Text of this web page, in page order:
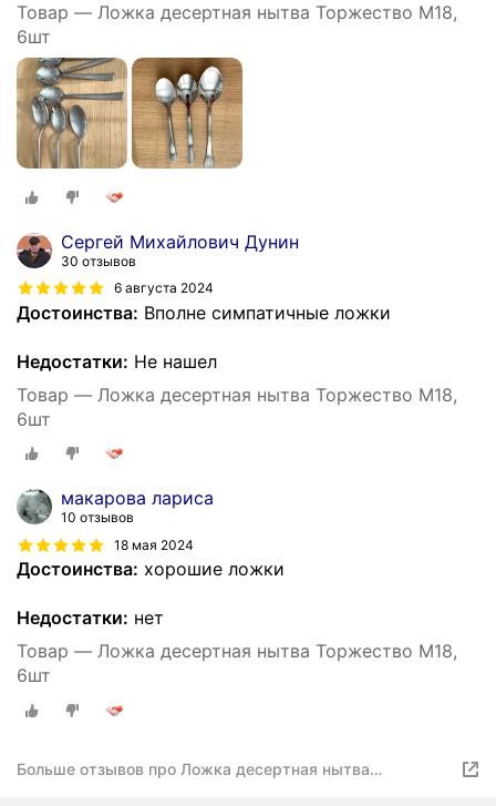
Товар — Ложка десертная нытва Торжество М18,
6шт
Сергей Михайлович Дунин
30 отзывов
6 августа 2024
Достоинства: Вполне симпатичные ложки
Недостатки: Не нашел
Товар — Ложка десертная нытва Торжество М18,
6шт
макарова лариса
10 отзывов
18 мая 2024
Достоинства: хорошие ложки
Недостатки: нет
Товар — Ложка десертная нытва Торжество М18,
6шт
Больше отзывов про Ложка десертная нытва